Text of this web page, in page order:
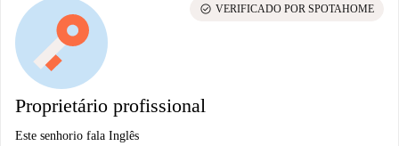
Proprietário profissional
Este senhorio fala Inglês
check_circle VERIFICADO POR SPOTAHOME